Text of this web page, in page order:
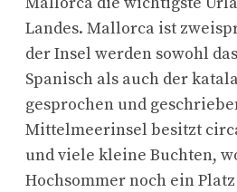
Landes. Mallorca ist
der Insel werden sowohl
Spanisch als auch der
gesprochen und
Mittelmeerinsel besitzt
und viele kleine Buchten,
Hochsommer noch ein